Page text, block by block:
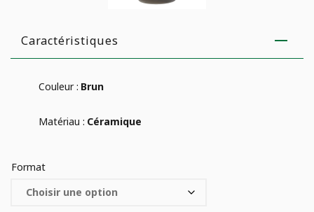
Caractéristiques
Couleur : Brun
Matériau : Céramique
Format